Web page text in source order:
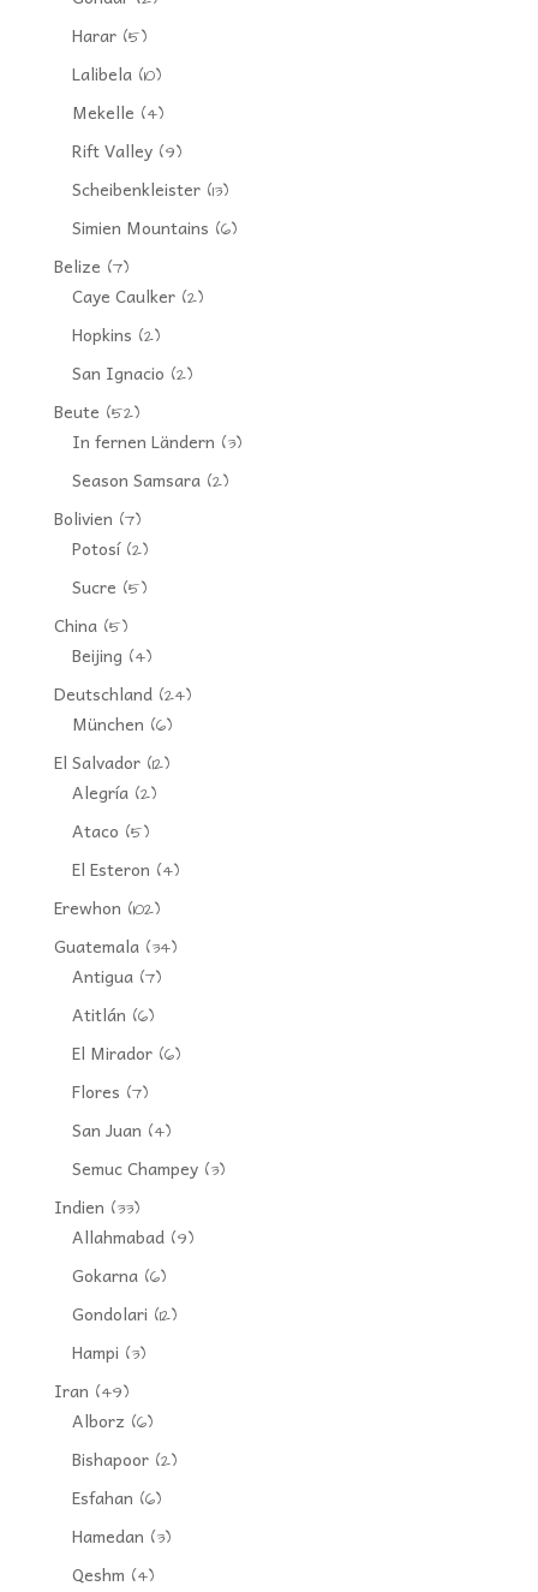
Harar(5)
Lalibela(10)
Mekelle (4)
Rift Valley(9)
Scheibenkleister(13)
Simien Mountains (6)
Belize (7)
Caye Caulker(2)
Hopkins (2)
San Ignacio (2)
Beute (52)
In fernen Ländern (3)
Season Samsara(2)
Bolivien (7)
Potosí(2)
Sucre (5)
China(5)
Beijing (4)
Deutschland(24)
München (6)
El Salvador(12)
Alegría(2)
Ataco (5)
El Esteron (4)
Erewhon (102)
Guatemala(34)
Antigua(7)
Atitlán (6)
El Mirador(6)
Flores (7)
San Juan (4)
Semuc Champey(3)
Indien (33)
Allahmabad(9)
Gokarna(6)
Gondolari (12)
Hampi (3)
Iran (49)
Alborz (6)
Bishapoor(2)
Esfahan (6)
Hamedan (3)
Qeshm (4)